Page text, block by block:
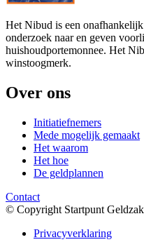
Het Nibud is een
onderzoek naar en geven
huishoudportemonnee. Het
winstoogmerk.
Over ons
Initiatiefnemers
Mede mogelijk gemaakt
Het waarom
Het hoe
De geldplannen
Contact
© Copyright Startpunt
Privacyverklaring